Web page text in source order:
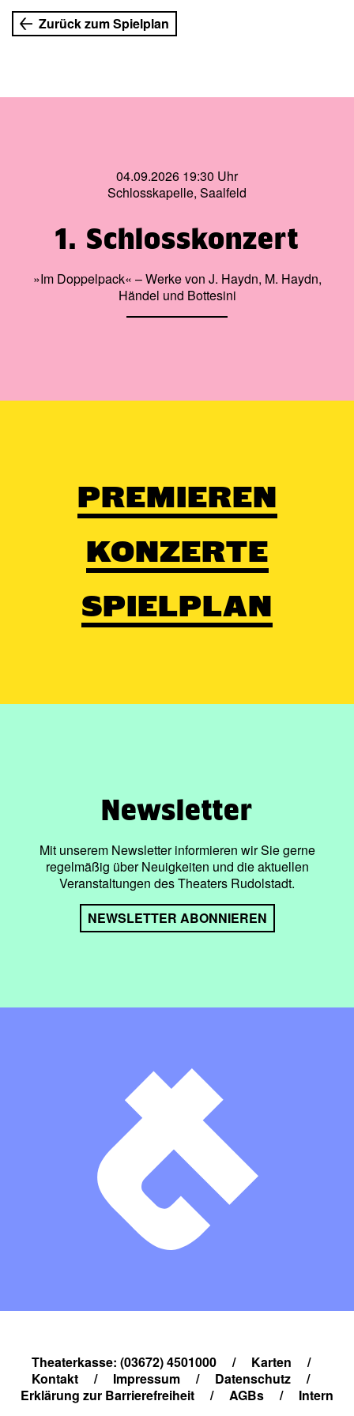
Wir entscheiden in der Regel kurzfristig, ob eine
Veranstaltung wetterbedingt abgesagt werden muss. In
Zurück zum Spielplan
04.09.2026 19:30 Uhr
Schlosskapelle, Saalfeld
1. Schlosskonzert
»Im Doppelpack« – Werke von J. Haydn, M. Haydn,
Händel und Bottesini
PREMIEREN
KONZERTE
SPIELPLAN
Newsletter
Mit unserem Newsletter informieren wir Sie gerne
regelmäßig über Neuigkeiten und die aktuellen
Veranstaltungen des Theaters Rudolstadt.
NEWSLETTER ABONNIEREN
Theaterkasse: (03672) 4501000 / Karten
/
Kontakt
/ Impressum / Datenschutz
/
Erklärung zur Barrierefreiheit
/ AGBs / Intern